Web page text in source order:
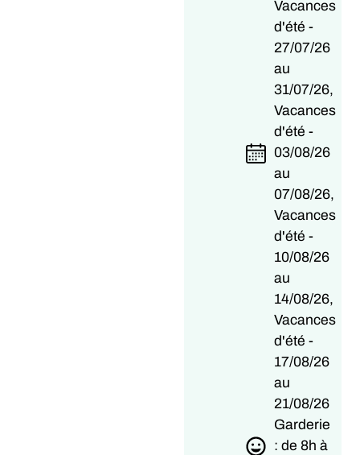
Vacances
d'été -
27/07/26
au
31/07/26,
Vacances
d'été -
03/08/26
au
07/08/26,
Vacances
d'été -
10/08/26
au
14/08/26,
Vacances
d'été -
17/08/26
au
21/08/26
Garderie
: de 8h à